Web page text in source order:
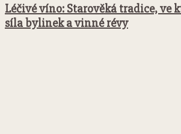
Léčivé víno: Starověká tradice, ve
síla bylinek a vinné révy